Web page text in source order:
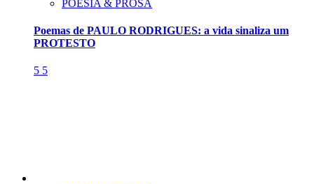
POESIA & PROSA
Poemas de PAULO RODRIGUES: a vida sinaliza um
PROTESTO
5 5